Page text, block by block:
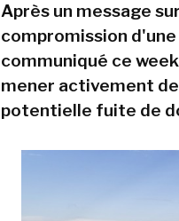
Après un message
compromission d'une
communiqué ce
mener activement
potentielle fuite de